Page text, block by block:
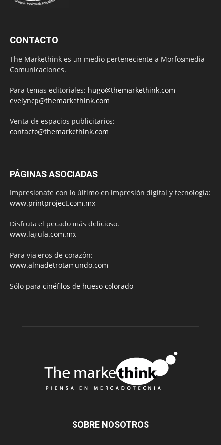
CONTACTO
The Markethink es un medio perteneciente a Morfosmedia
Comunicaciones.
Para temas editoriales: hugo@themarkethink.com
evelyncp@themarkethink.com
Venta de espacios publicitarios:
contacto@themarkethink.com
PÁGINAS ASOCIADAS
Impresiónate con lo último en impresión digital y tecnología:
www.printproject.com.mx
Disfruta el pecado más delicioso:
www.lagula.com.mx
Para viajeros de corazón:
www.almadetrotamundo.com
Sólo para cinéfilos de hueso colorado
SOBRE NOSOTROS